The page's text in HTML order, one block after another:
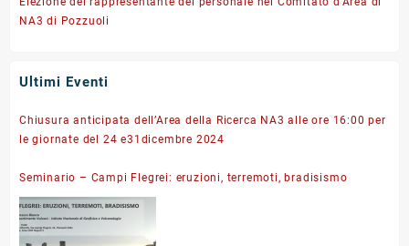
Territoriale di ricerca NA3, nell’ambito del Progetto
NA3 di Pozzuoli
Ultimi Eventi
Chiusura anticipata dell’Area della Ricerca NA3 alle ore 16:00 per
le giornate del 24 e31dicembre 2024
Seminario – Campi Flegrei: eruzioni, terremoti, bradisismo